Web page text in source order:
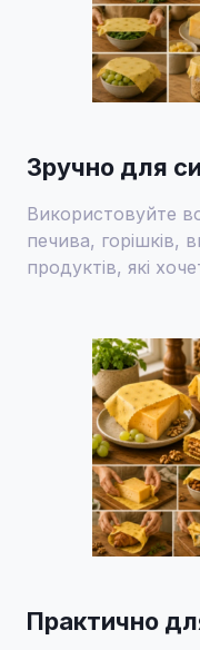
Зручно для
Використовуйте
печива, горішків,
продуктів, які
Практично